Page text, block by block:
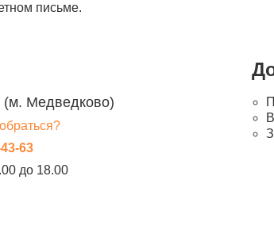
письме.
(м. Медведково)
63
до 18.00